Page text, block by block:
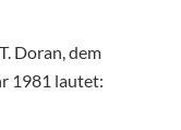
Doran, dem
1981 lautet: